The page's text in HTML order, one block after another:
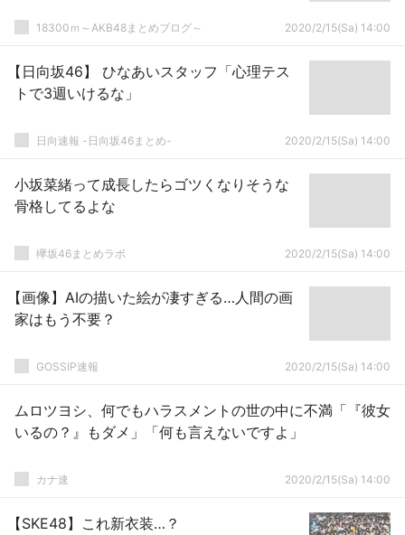
18300ｍ～AKB48まとめブログ～ 2020/2/15(Sa) 14:00
【日向坂46】 ひなあいスタッフ「心理テス
トで3週いけるな」
日向速報 -日向坂46まとめ- 2020/2/15(Sa) 14:00
小坂菜緒って成長したらゴツくなりそうな
骨格してるよな
欅坂46まとめラボ 2020/2/15(Sa) 14:00
【画像】AIの描いた絵が凄すぎる…人間の画
家はもう不要？
GOSSIP速報 2020/2/15(Sa) 14:00
ムロツヨシ、何でもハラスメントの世の中に不満「『彼女
いるの？』もダメ」「何も言えないですよ」
カナ速 2020/2/15(Sa) 14:00
【SKE48】これ新衣装…？